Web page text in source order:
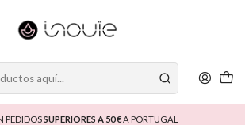
PEDIDOSSUPERIORES A 50 €A PORTUGAL